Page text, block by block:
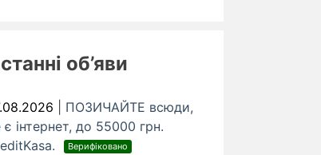
об’яви
ПОЗИЧАЙТЕ всюди,
є інтернет, до 55000 грн.
Верифіковано